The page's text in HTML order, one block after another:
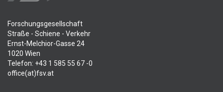
Forschungsgesellschaft
Straße - Schiene - Verkehr
Ernst-Melchior-Gasse 24
1020 Wien
Telefon: +43 1 585 55 67 -0
office(at)fsv.at